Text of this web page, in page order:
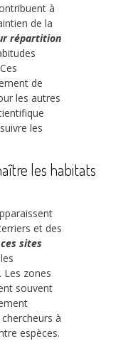
à
de la
répartition
de
les autres
les
les habitats
et des
sites
Les zones
souvent
à
espèces.